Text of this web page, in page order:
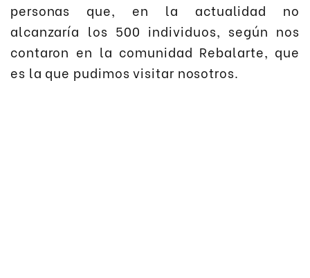
personas que, en la actualidad no
alcanzaría los 500 individuos, según nos
contaron en la comunidad Rebalarte, que
es la que pudimos visitar nosotros.